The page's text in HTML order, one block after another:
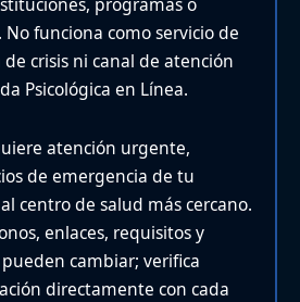
No funciona como servicio de
crisis ni canal de atención
Psicológica en Línea.
atención urgente,
de emergencia de tu
centro de salud más cercano.
enlaces, requisitos y
cambiar; verifica
directamente con cada